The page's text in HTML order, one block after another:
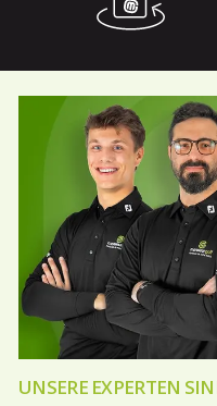
UNSERE EXPERTEN